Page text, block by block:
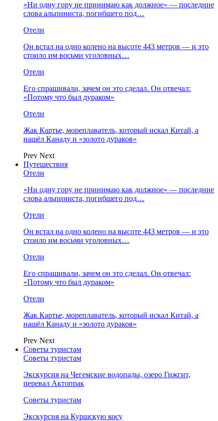
«Ни одну гору не принимаю как должное» — последние
слова альпиниста, погибшего под…
Отели
Он встал на одно колено на высоте 443 метров — и это
стоило им восьми уголовных…
Отели
Его спрашивали, зачем он это сделал. Он отвечал:
«Потому что был дураком»
Отели
Жак Картье, мореплаватель, который искал Китай, а
нашёл Канаду и «золото дураков»
Prev Next
Путешествия
Отели
«Ни одну гору не принимаю как должное» — последние
слова альпиниста, погибшего под…
Отели
Он встал на одно колено на высоте 443 метров — и это
стоило им восьми уголовных…
Отели
Его спрашивали, зачем он это сделал. Он отвечал:
«Потому что был дураком»
Отели
Жак Картье, мореплаватель, который искал Китай, а
нашёл Канаду и «золото дураков»
Prev Next
Советы туристам
Советы туристам
Экскурсия на Чегемские водопады, озеро Гижгит,
перевал Актопрак
Советы туристам
Экскурсия на Куршскую косу